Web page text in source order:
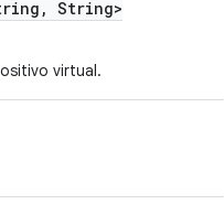
, String>
virtual.